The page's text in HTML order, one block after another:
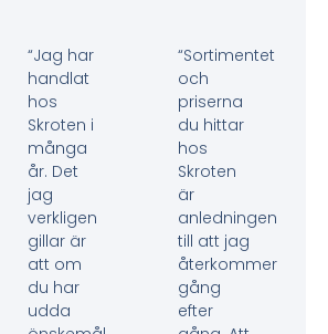
“Jag har
handlat
hos
Skroten i
många
år. Det
jag
verkligen
gillar är
att om
du har
udda
“Sortimentet
och
priserna
du hittar
hos
Skroten
är
anledningen
till att jag
återkommer
gång
efter